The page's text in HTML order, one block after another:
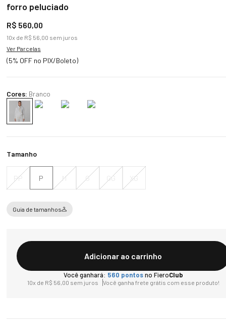
forro peluciado
R$ 560,00
10x de R$ 56,00 sem juros
Ver Parcelas
(5% OFF no PIX/Boleto)
Cores: Branco
Tamanho
PP P M G GG XG
Guia de tamanhos
Adicionar ao carrinho
Você ganhará: 560 pontosno FieroClub
10x de R$ 56,00 sem juros Você ganha frete grátis com esse produto!